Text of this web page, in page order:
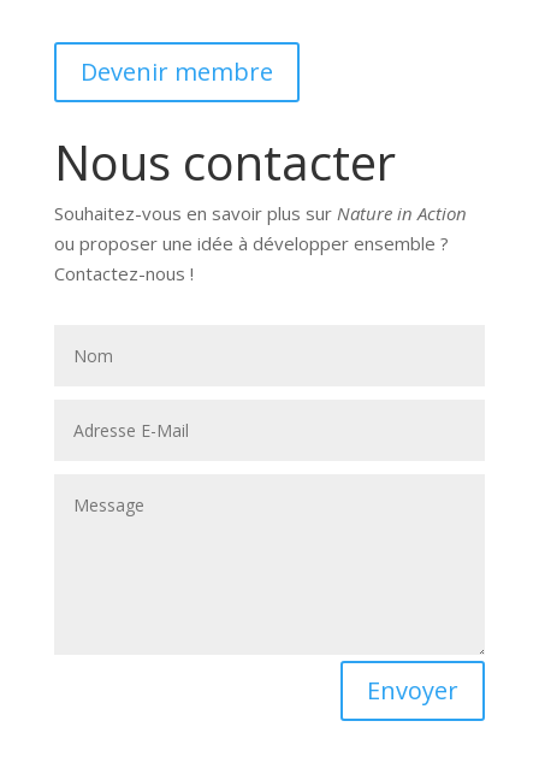
Devenir membre
Nous contacter
Souhaitez-vous en savoir plus sur Nature in Action
ou proposer une idée à développer ensemble ?
Contactez-nous !
Envoyer